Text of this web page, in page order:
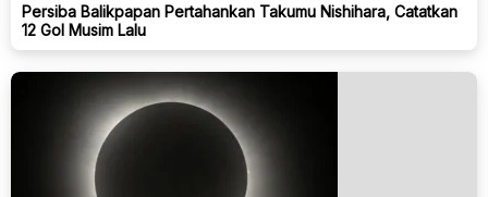
Persiba Balikpapan Pertahankan Takumu Nishihara, Catatkan
12 Gol Musim Lalu